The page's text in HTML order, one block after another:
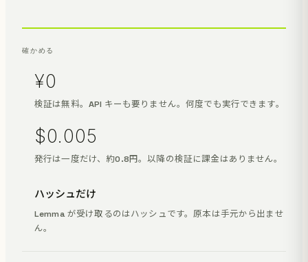
確かめる
¥0
検証は無料。API キーも要りません。何度でも実行できます。
$0.005
発行は一度だけ、約0.8円。以降の検証に課金はありません。
ハッシュだけ
Lemma が受け取るのはハッシュです。原本は手元から出ませ
ん。